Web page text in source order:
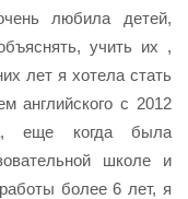
любила детей,
учить их ,
лет я хотела стать
английского с 2012
еще когда была
школе и
более 6 лет, я